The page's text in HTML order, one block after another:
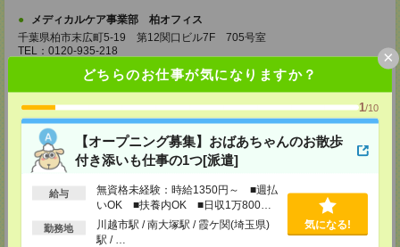
どちらのお仕事が気になりますか？
1/10
【オープニング募集】おばあちゃんのお散歩
付き添いも仕事の1つ[派遣]
給与
無資格未経験：時給1350円～ ■週払
いOK ■扶養内OK ■日収1万800円
以上
勤務地
川越市駅 / 南大塚駅 / 霞ケ関(埼玉県)
駅 / …
気になる!
×
メディカルケア事業部 柏オフィス
千葉県柏市末広町5-19 第12関口ビル7F 705号室
TEL：0120-935-218
担当：採用担当
メディカルケア事業部 新宿オフィス
東京都新宿区新宿2-3-10 新宿御苑ビル6階
TEL：0120-457-235
MAIL：tenshoku@nikken-ts.jp
担当：採用担当
メディカルケア事業部 立川事業所
東京都立川市錦町1-12-14
TEL：0120-934-200
MAIL：tenshoku@nikken-ts.jp